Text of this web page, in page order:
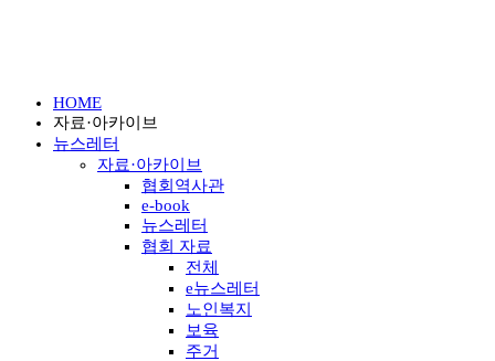
HOME
자료·아카이브
뉴스레터
자료·아카이브
협회역사관
e-book
뉴스레터
협회 자료
전체
e뉴스레터
노인복지
보육
주거